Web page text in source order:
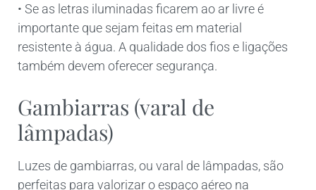
• Se as letras iluminadas ficarem ao ar livre é
importante que sejam feitas em material
resistente à água. A qualidade dos fios e ligações
também devem oferecer segurança.
Gambiarras (varal de
lâmpadas)
Luzes de gambiarras, ou varal de lâmpadas, são
perfeitas para valorizar o espaço aéreo na